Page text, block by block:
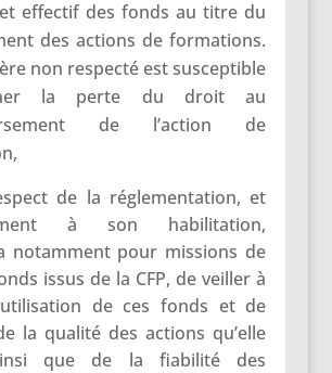
effectif des fonds au titre du
des actions de formations.
non respecté est susceptible
la perte du droit au
de l’action de
de la réglementation, et
à son habilitation,
a notamment pour missions de
issus de la CFP, de veiller à
de ces fonds et de
la qualité des actions qu’elle
que de la fiabilité des